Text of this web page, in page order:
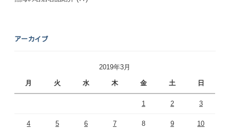
アーカイブ
2019年3月
月 火 水 木 金 土 日
1 2 3
4 5 6 7 8 9 10